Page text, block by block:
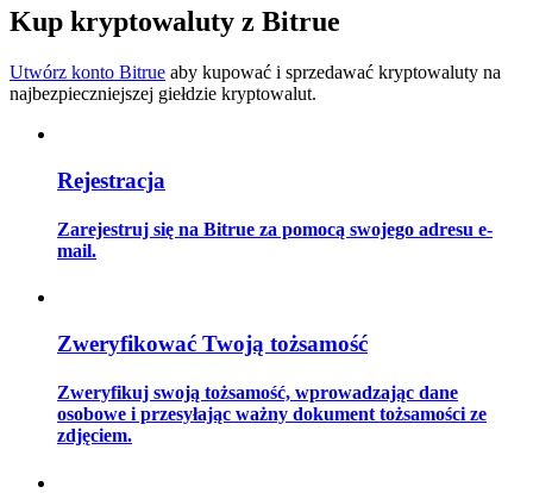
Przewodnik
Przewodnik dla początkujących dotyczący kontraktów futures
Kup kryptowaluty z Bitrue
Utwórz konto Bitrue aby kupować i sprzedawać kryptowaluty na
najbezpieczniejszej giełdzie kryptowalut.
Rejestracja
Zarejestruj się na Bitrue za pomocą swojego adresu e-
mail.
Zweryfikować Twoją tożsamość
Zweryfikuj swoją tożsamość, wprowadzając dane
osobowe i przesyłając ważny dokument tożsamości ze
zdjęciem.